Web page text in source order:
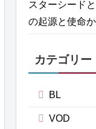
スターシード
の起源と使命
カテゴリー
BL
VOD